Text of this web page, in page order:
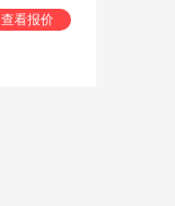
查看报价